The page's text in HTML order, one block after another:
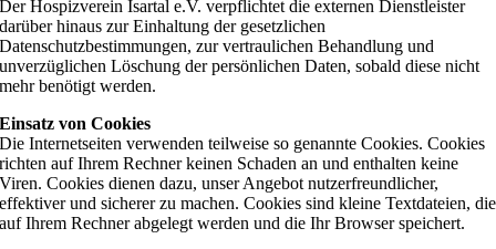
Der Hospizverein Isartal e.V. verpflichtet die externen Dienstleister
darüber hinaus zur Einhaltung der gesetzlichen
Datenschutzbestimmungen, zur vertraulichen Behandlung und
unverzüglichen Löschung der persönlichen Daten, sobald diese nicht
mehr benötigt werden.
Einsatz von Cookies
Die Internetseiten verwenden teilweise so genannte Cookies. Cookies
richten auf Ihrem Rechner keinen Schaden an und enthalten keine
Viren. Cookies dienen dazu, unser Angebot nutzerfreundlicher,
effektiver und sicherer zu machen. Cookies sind kleine Textdateien, die
auf Ihrem Rechner abgelegt werden und die Ihr Browser speichert.